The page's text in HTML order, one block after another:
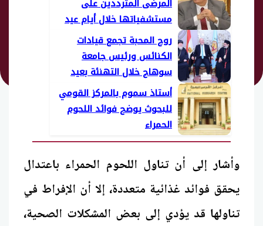
المرضى المترددين على
مستشفياتها خلال أيام عيد
الأضحى
روح المحبة تجمع قيادات
الكنائس ورئيس جامعة
سوهاج خلال التهنئة بعيد
الأضحى
أستاذ سموم بالمركز القومي
للبحوث يوضح فوائد اللحوم
الحمراء
وأشار إلى أن تناول اللحوم الحمراء باعتدال
يحقق فوائد غذائية متعددة، إلا أن الإفراط في
تناولها قد يؤدي إلى بعض المشكلات الصحية،